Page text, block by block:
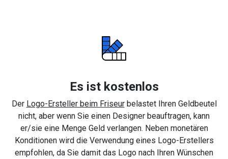
Es ist kostenlos
Der Logo-Ersteller beim Friseurbelastet Ihren Geldbeutel
nicht, aber wenn Sie einen Designer beauftragen, kann
er/sie eine Menge Geld verlangen. Neben monetären
Konditionen wird die Verwendung eines Logo-Erstellers
empfohlen, da Sie damit das Logo nach Ihren Wünschen